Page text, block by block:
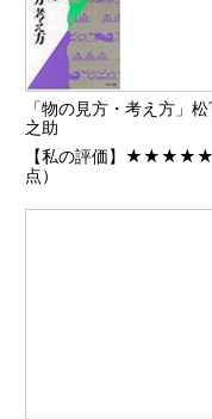
「物の見方・考え方」
之助
【私の評価】
点）